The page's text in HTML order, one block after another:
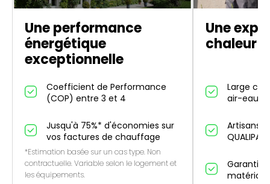
Une performance
énergétique
exceptionnelle
Coefficient de Performance
(COP) entre 3 et 4
Jusqu'à 75%* d'économies sur
vos factures de chauffage
*Estimation basée sur un cas type. Non
contractuelle. Variable selon le logement et
les équipements.
Une
chaleur
Large
air-eau
Artisans
QUALIPAC
Garantie
matériaux